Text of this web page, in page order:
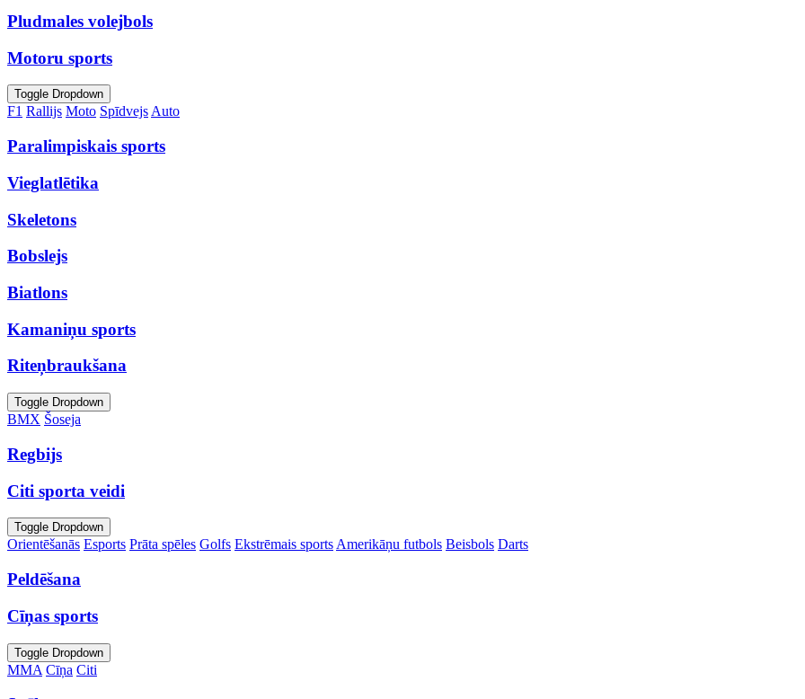
Pludmales volejbols
Motoru sports
Toggle Dropdown
F1 Rallijs Moto SpīdvejsAuto
Paralimpiskais sports
Vieglatlētika
Skeletons
Bobslejs
Biatlons
Kamaniņu sports
Riteņbraukšana
Toggle Dropdown
BMX Šoseja
Regbijs
Citi sporta veidi
Toggle Dropdown
Orientēšanās Esports Prāta spēles Golfs Ekstrēmais sports Amerikāņu futbols Beisbols Darts
Peldēšana
Cīņas sports
Toggle Dropdown
MMA Cīņa Citi